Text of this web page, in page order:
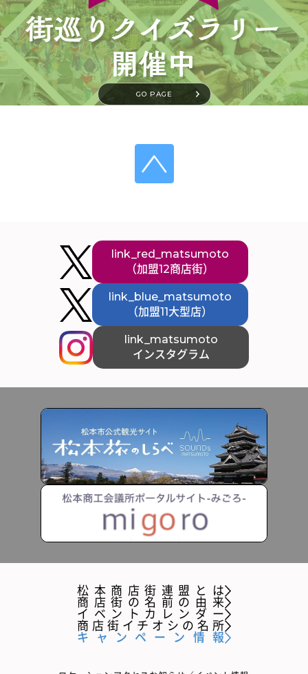
GO PAGE
link_red_matsumoto
（加盟12商店街）
link_blue_matsumoto
（加盟11大型店）
link_matsumoto
インスタグラム
松本商店街連盟とは
商店街の名前の由来
イベントカレンダー
商店街イチオシの名所
キャンペーン情報